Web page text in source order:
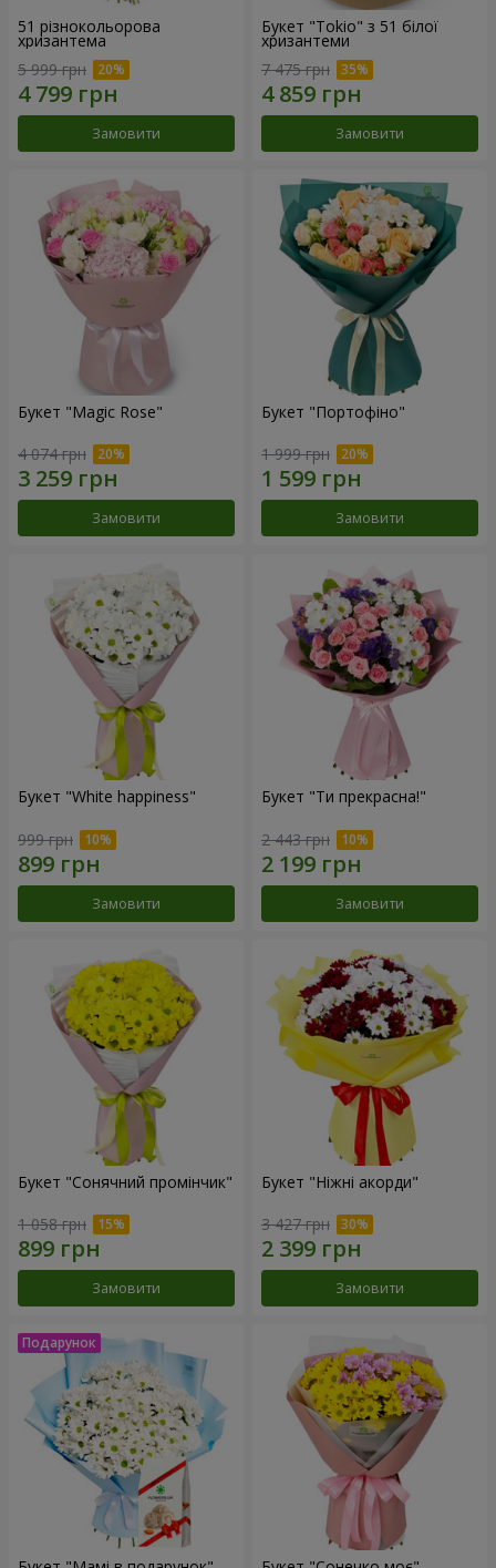
51 різнокольорова
хризантема
5 999 грн
Замовити
Букет "Tokio" з 51 білої
хризантеми
7 475 грн
Замовити
Букет "Magic Rose"
4 074 грн
Замовити
Букет "Портофіно"
1 999 грн
Замовити
Букет "White happiness"
999 грн
Замовити
Букет "Ти прекрасна!"
2 443 грн
Замовити
Букет "Сонячний промінчик"
1 058 грн
Замовити
Букет "Ніжні акорди"
3 427 грн
Замовити